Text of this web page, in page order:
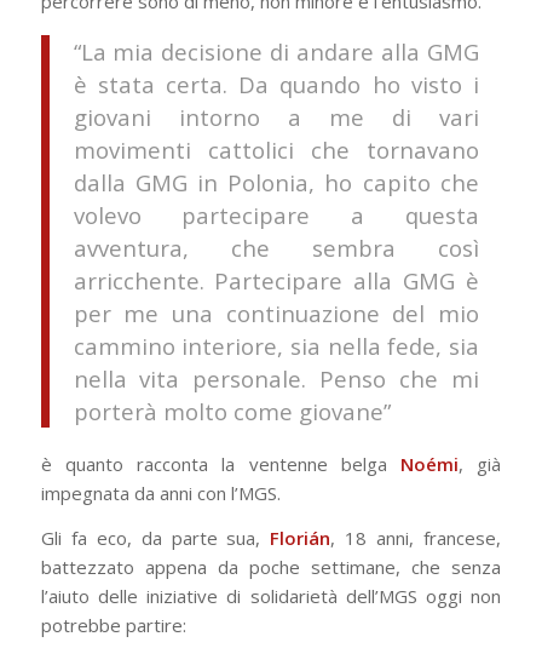
“La mia decisione di andare alla GMG
è stata certa. Da quando ho visto i
giovani intorno a me di vari
movimenti cattolici che tornavano
dalla GMG in Polonia, ho capito che
volevo partecipare a questa
avventura, che sembra così
arricchente. Partecipare alla GMG è
per me una continuazione del mio
cammino interiore, sia nella fede, sia
nella vita personale. Penso che mi
porterà molto come giovane”
è quanto racconta la ventenne belga Noémi, già
impegnata da anni con l’MGS.
Gli fa eco, da parte sua, Florián, 18 anni, francese,
battezzato appena da poche settimane, che senza
l’aiuto delle iniziative di solidarietà dell’MGS oggi non
potrebbe partire: